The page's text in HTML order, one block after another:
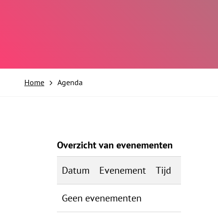
Home Agenda
Overzicht van evenementen
Datum
Evenement Tijd
Geen evenementen